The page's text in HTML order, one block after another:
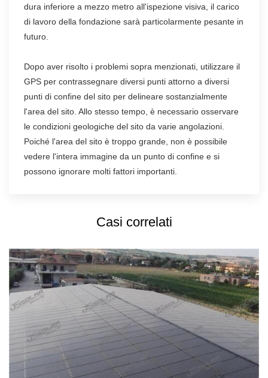
dura inferiore a mezzo metro all'ispezione visiva, il carico
di lavoro della fondazione sarà particolarmente pesante in
futuro.
Dopo aver risolto i problemi sopra menzionati, utilizzare il
GPS per contrassegnare diversi punti attorno a diversi
punti di confine del sito per delineare sostanzialmente
l'area del sito. Allo stesso tempo, è necessario osservare
le condizioni geologiche del sito da varie angolazioni.
Poiché l'area del sito è troppo grande, non è possibile
vedere l'intera immagine da un punto di confine e si
possono ignorare molti fattori importanti.
Casi correlati